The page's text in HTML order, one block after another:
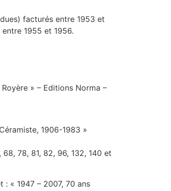
facturés entre 1953 et
1955 et 1956.
» – Editions Norma –
1906-1983 »
78, 81, 82, 96, 132, 140 et
: « 1947 – 2007, 70 ans